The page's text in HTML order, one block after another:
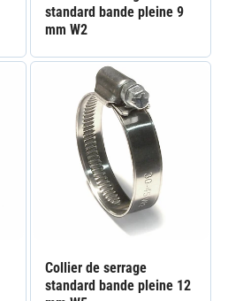
standard bande pleine 9
mm W2
Collier de serrage
standard bande pleine 12